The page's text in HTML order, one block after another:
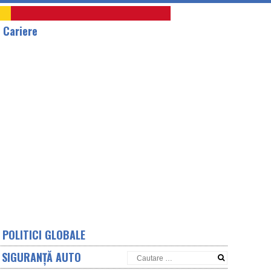
Cariere
POLITICI GLOBALE
SIGURANȚĂ AUTO